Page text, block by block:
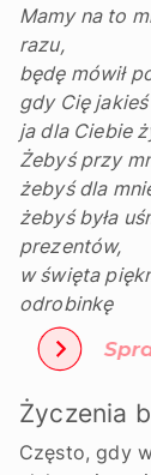
Mamy na to
razu,
będę mówił
gdy Cię
ja dla Ciebie
Żebyś przy
żebyś dla
żebyś była
prezentów,
w święta
odrobinkę
Życzenia
Często, gdy